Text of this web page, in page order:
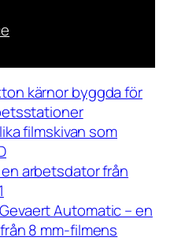
kärnor byggda för
filmskivan som
en arbetsdator från
Automatic – en
8 mm-filmens